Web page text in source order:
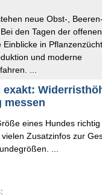
neue Obst-,
den Tagen der
in
und moderne
...
exakt:
messen
eines Hundes
Zusatzinfos zur
...